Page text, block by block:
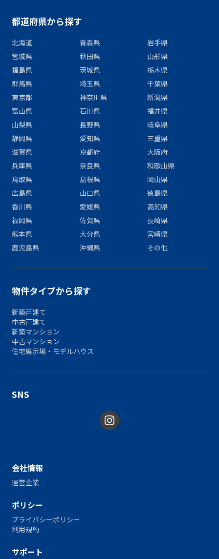
都道府県から探す
北海道 青森県
岩手県
宮城県
秋田県
山形県
福島県
茨城県
栃木県
群馬県
埼玉県
千葉県
東京都
神奈川県
新潟県
富山県
石川県
福井県
山梨県
長野県
岐阜県
静岡県
愛知県
三重県
滋賀県
京都府
大阪府
兵庫県
奈良県
和歌山県
鳥取県
島根県
岡山県
広島県
山口県
徳島県
香川県
愛媛県
高知県
福岡県
佐賀県
長崎県
熊本県
大分県
宮崎県
鹿児島県
沖縄県 その他
物件タイプから探す
新築戸建て
中古戸建て
新築マンション
中古マンション
住宅展示場・モデルハウス
SNS
会社情報
運営企業
ポリシー
プライバシーポリシー
利用規約
サポート